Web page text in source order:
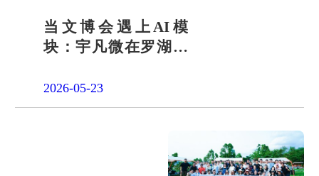
当文博会遇上AI模
块：宇凡微在罗湖展
答卷
2026-05-23